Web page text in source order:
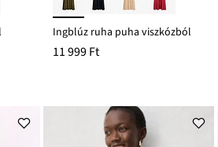
Ingblúz ruha puha viszkózból
11 999 Ft